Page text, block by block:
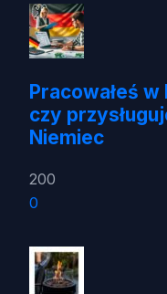
Pracowałeś
czy
Niemiec
200
0